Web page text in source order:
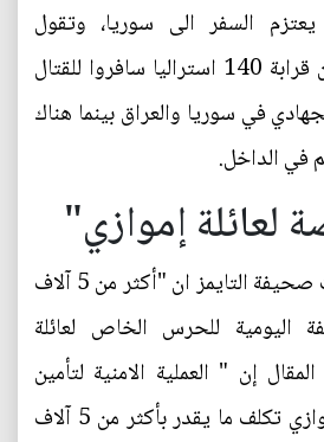
السفر الى سوريا، وتقول
الحكومة الاسترالية ان قرابة 140 استراليا سافروا للقتال
في سوريا والعراق بينما هناك
إموازي"
من جانب مختلف قالت صحيفة التايمز ان "أكثر من 5 آلاف
اليومية للحرس الخاص لعائلة
إن " العملية الامنية لتأمين
سلامة عائلة محمد إموازي تكلف ما يقدر بأكثر من 5 آلاف